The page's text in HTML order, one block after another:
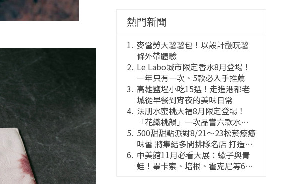
熱門新聞
麥當勞大薯薯包！以設計翻玩薯
條外帶體驗
Le Labo城市限定香水8月登場！
一年只有一次、5款必入手推薦
高雄鹽埕小吃15選！走進港都老
城從早餐到宵夜的美味日常
法朋水蜜桃大福8月限定登場！
「花織桃韻」一次品嘗六款水蜜
桃花果大福
500甜甜點派對8/21～23松菸療癒
味蕾 將集結多間排隊名店 打造靈
感創意的舞台
中美館11月必看大展：蠍子與青
蛙！畢卡索、培根、霍克尼等66